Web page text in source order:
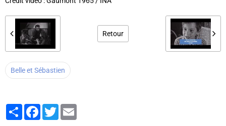
Retour
Belle et Sébastien
PartagerFacebook
Twitter